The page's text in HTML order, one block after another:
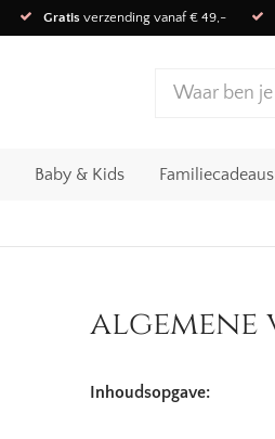
Gratis verzending vanaf € 49,-
Baby & Kids Familiecadeaus
Inhoudsopgave: